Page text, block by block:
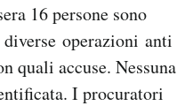
16 persone sono
operazioni anti
quali accuse. Nessuna
I procuratori